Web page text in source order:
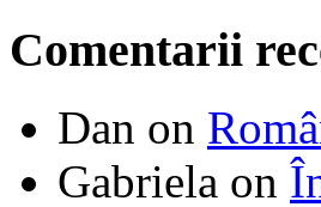
Comentarii
Dan on
Gabriela on